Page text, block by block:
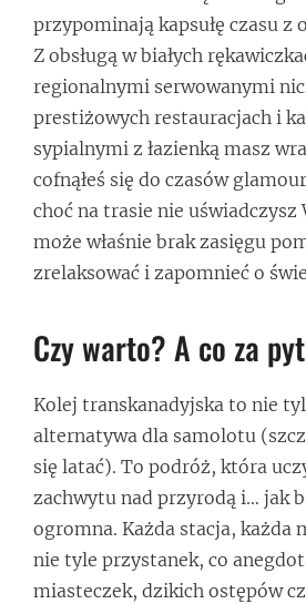
przypominają kapsułę czasu z
Z obsługą w białych
regionalnymi serwowanymi
prestiżowych restauracjach i
sypialnymi z łazienką masz
cofnąłeś się do czasów
choć na trasie nie
może właśnie brak zasięgu
zrelaksować i zapomnieć o
Czy warto? A co za
Kolej transkanadyjska to nie
alternatywa dla samolotu
się latać). To podróż, która
zachwytu nad przyrodą i… jak
ogromna. Każda stacja, każda
nie tyle przystanek, co
miasteczek, dzikich ostępów